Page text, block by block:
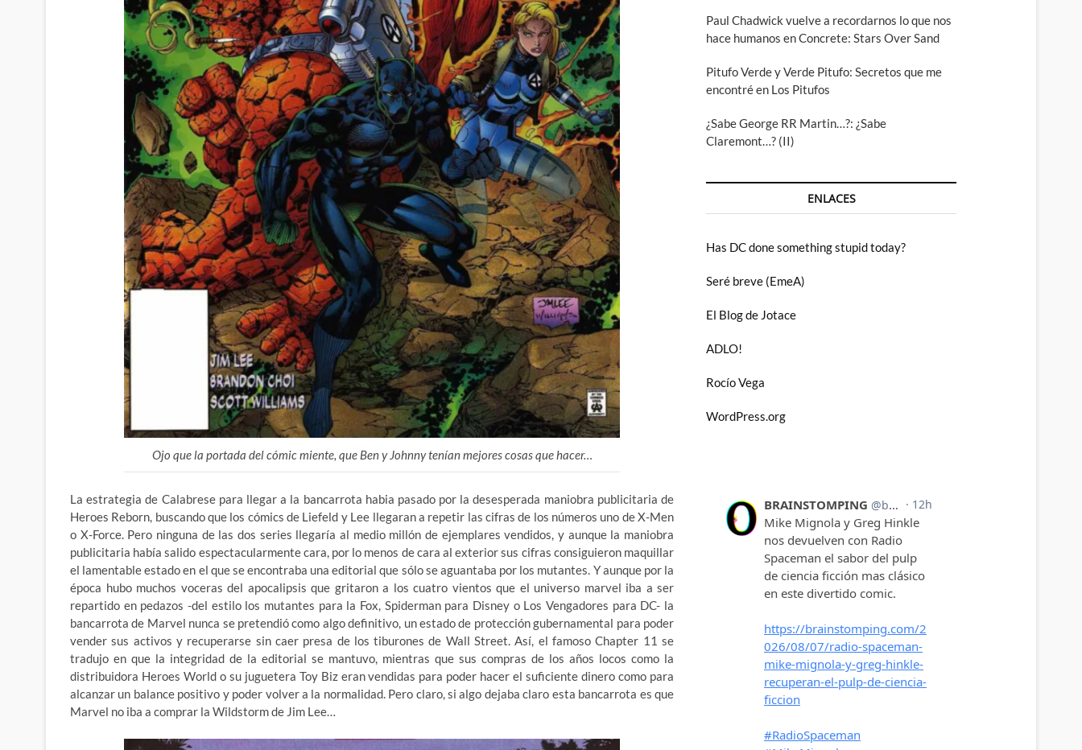
Ojo que la portada del cómic miente, que Ben y Johnny tenían mejores cosas que hacer…
La estrategia de Calabrese para llegar a la bancarrota habia pasado por la desesperada maniobra publicitaria de
Heroes Reborn, buscando que los cómics de Liefeld y Lee llegaran a repetir las cifras de los números uno de X-Men
o X-Force. Pero ninguna de las dos series llegaría al medio millón de ejemplares vendidos, y aunque la maniobra
publicitaria había salido espectacularmente cara, por lo menos de cara al exterior sus cifras consiguieron maquillar
el lamentable estado en el que se encontraba una editorial que sólo se aguantaba por los mutantes. Y aunque por la
época hubo muchos voceras del apocalipsis que gritaron a los cuatro vientos que el universo marvel iba a ser
repartido en pedazos -del estilo los mutantes para la Fox, Spiderman para Disney o Los Vengadores para DC- la
bancarrota de Marvel nunca se pretendió como algo definitivo, un estado de protección gubernamental para poder
vender sus activos y recuperarse sin caer presa de los tiburones de Wall Street. Así, el famoso Chapter 11 se
tradujo en que la integridad de la editorial se mantuvo, mientras que sus compras de los años locos como la
distribuidora Heroes World o su juguetera Toy Biz eran vendidas para poder hacer el suficiente dinero como para
alcanzar un balance positivo y poder volver a la normalidad. Pero claro, si algo dejaba claro esta bancarrota es que
Marvel no iba a comprar la Wildstorm de Jim Lee…
Paul Chadwick vuelve a recordarnos lo que nos
hace humanos en Concrete: Stars Over Sand
Pitufo Verde y Verde Pitufo: Secretos que me
encontré en Los Pitufos
¿Sabe George RR Martin…?: ¿Sabe
Claremont…? (II)
ENLACES
Has DC done something stupid today?
Seré breve (EmeA)
El Blog de Jotace
ADLO!
Rocío Vega
WordPress.org